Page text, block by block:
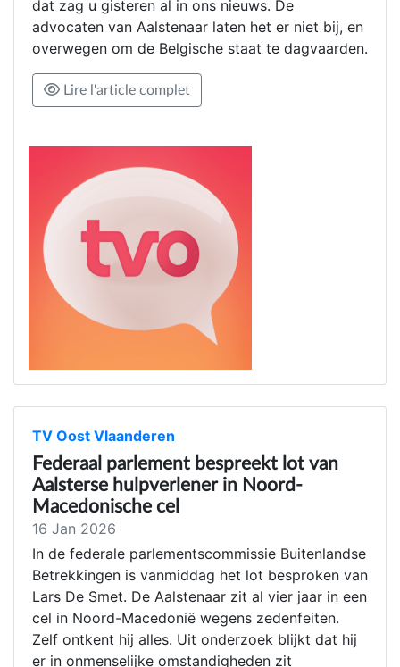
dat zag u gisteren al in ons nieuws. De
advocaten van Aalstenaar laten het er niet bij, en
overwegen om de Belgische staat te dagvaarden.
Lire l'article complet
TV Oost Vlaanderen
Federaal parlement bespreekt lot van
Aalsterse hulpverlener in Noord-
Macedonische cel
16 Jan 2026
In de federale parlementscommissie Buitenlandse
Betrekkingen is vanmiddag het lot besproken van
Lars De Smet. De Aalstenaar zit al vier jaar in een
cel in Noord-Macedonië wegens zedenfeiten.
Zelf ontkent hij alles. Uit onderzoek blijkt dat hij
er in onmenselijke omstandigheden zit